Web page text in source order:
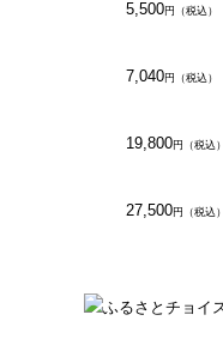
5,500円（税込）
7,040円（税込）
19,800円（税込）
27,500円（税込）